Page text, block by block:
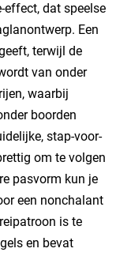
effect, dat speelse
Een
terwijl de
van onder
waarbij
boorden
stap-voor-
om te volgen
pasvorm kun je
een nonchalant
is te
en bevat